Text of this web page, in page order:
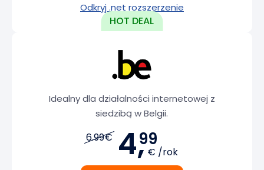
Odkryj .net rozszerzenie
Idealny dla działalności internetowej z
siedzibą w Belgii.
6.99€ 4,99
€ /rok